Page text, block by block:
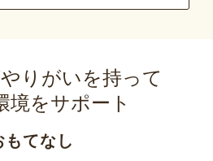
りがいを持って
境をサポート
もてなし